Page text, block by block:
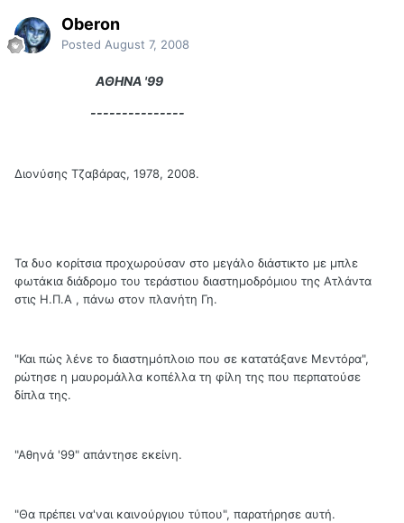
Oberon
Posted August 7, 2008
ΑΘΗΝΑ '99
---------------
Διονύσης Τζαβάρας, 1978, 2008.
Τα δυο κορίτσια προχωρούσαν στο μεγάλο διάστικτο με μπλε
φωτάκια διάδρομο του τεράστιου διαστημοδρόμιου της Ατλάντα
στις Η.Π.Α , πάνω στον πλανήτη Γη.
"Και πώς λένε το διαστημόπλοιο που σε κατατάξανε Μεντόρα",
ρώτησε η μαυρομάλλα κοπέλλα τη φίλη της που περπατούσε
δίπλα της.
"Αθηνά '99" απάντησε εκείνη.
"Θα πρέπει να'ναι καινούργιου τύπου", παρατήρησε αυτή.